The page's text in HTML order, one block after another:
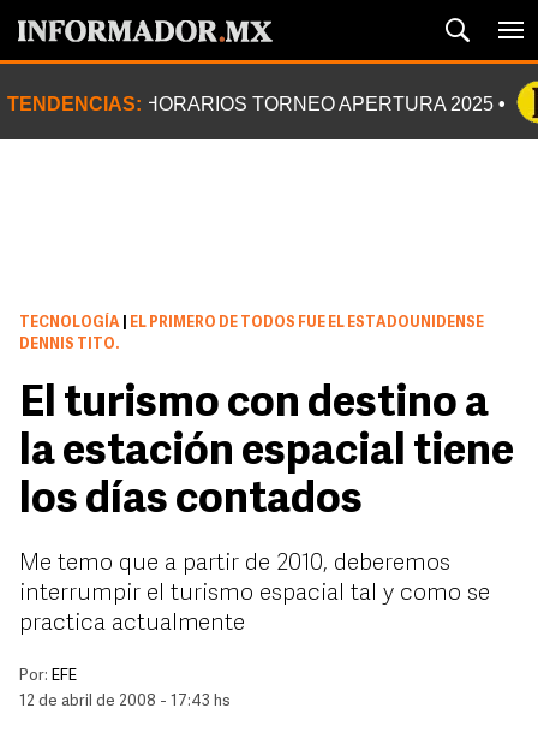
TENDENCIAS: HORARIOS TORNEO APERTURA 2025
TECNOLOGÍA
EL PRIMERO DE TODOS FUE EL ESTADOUNIDENSE
DENNIS TITO.
El turismo con destino a
la estación espacial tiene
los días contados
Me temo que a partir de 2010, deberemos
interrumpir el turismo espacial tal y como se
practica actualmente
Por: EFE
12 de abril de 2008 - 17:43 hs